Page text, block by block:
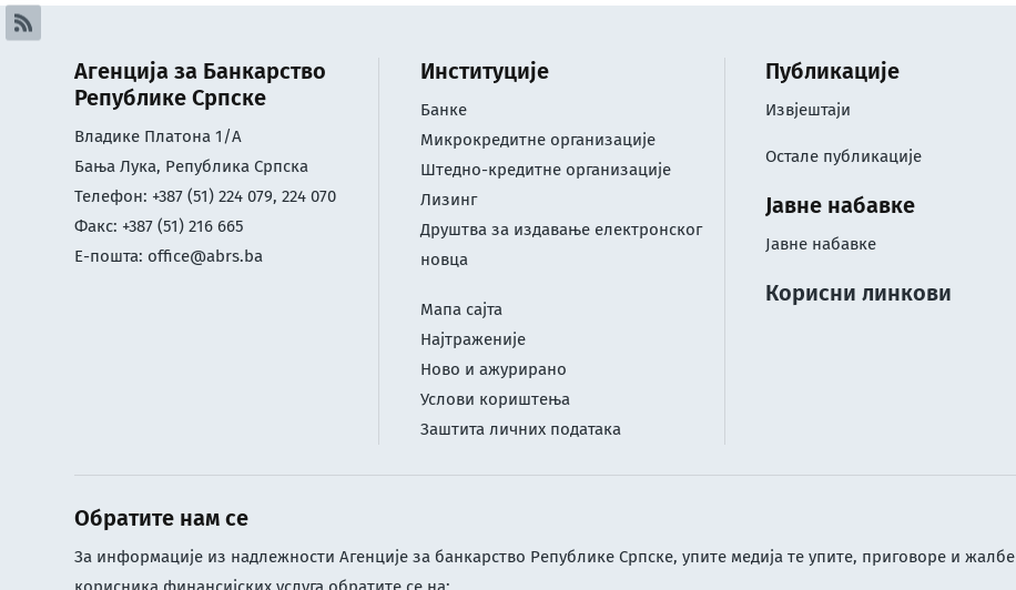
Агенција за Банкарство
Републике Српске
Владике Платона 1/А
Бања Лука, Република Српска
Телефон: +387 (51) 224 079, 224 070
Факс: +387 (51) 216 665
Е-пошта: office@abrs.ba
Институције
Банке
Микрокредитне организације
Штедно-кредитне организације
Лизинг
Друштва за издавање електронског
новца
Мапа сајта
Најтраженије
Ново и ажурирано
Услови кориштењa
Заштита личних података
Публикације
Извјештаји
Остале публикације
Јавне набавке
Јавне набавке
Корисни линкови
Обратите нам се
За информације из надлежности Агенције за банкарство Републике Српске, упите медија те упите, приговоре и жалбе